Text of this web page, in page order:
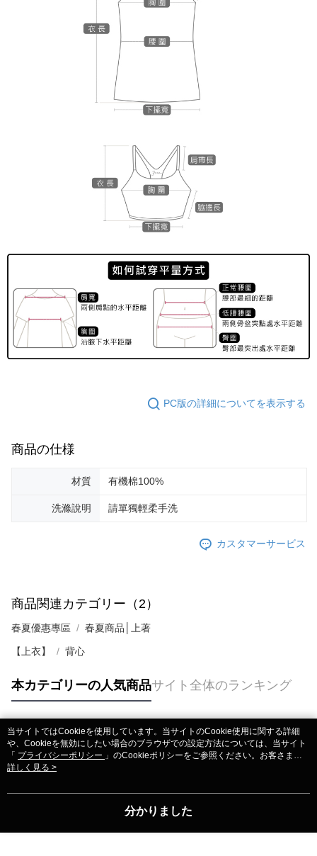
PC版の詳細についてを表示する
商品の仕様
材質 有機棉100%
洗滌說明 請單獨輕柔手洗
カスタマーサービス
商品関連カテゴリー（2）
春夏優惠專區 春夏商品│上著
【上衣】 背心
本カテゴリーの人気商品サイト全体のランキング
人気タグ
当サイトではCookieを使用しています。当サイトのCookie使用に関する詳細
や、Cookieを無効にしたい場合のブラウザでの設定方法については、当サイト
「 プライバシーポリシー 」のCookieポリシーをご参照ください。お客さま
が、当サイトを引き続き使用される場合、当社がサイト利用規約のCookieポリ
詳しく見る >
分かりました